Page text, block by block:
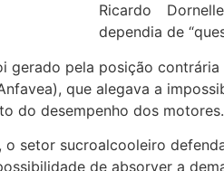
Ricardo
dependia de
gerado pela posição
que alegava a
do desempenho dos motores.
setor sucroalcooleiro
de absorver a